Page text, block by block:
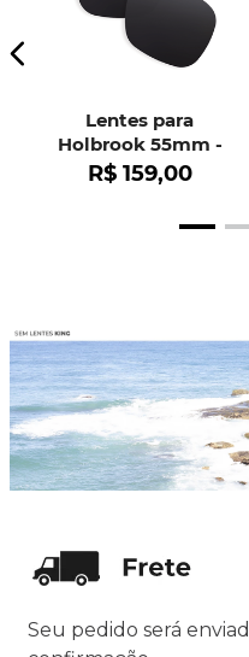
Lentes para
Holbrook 55mm -
OO9102
R$ 159,00
Seu pedido será